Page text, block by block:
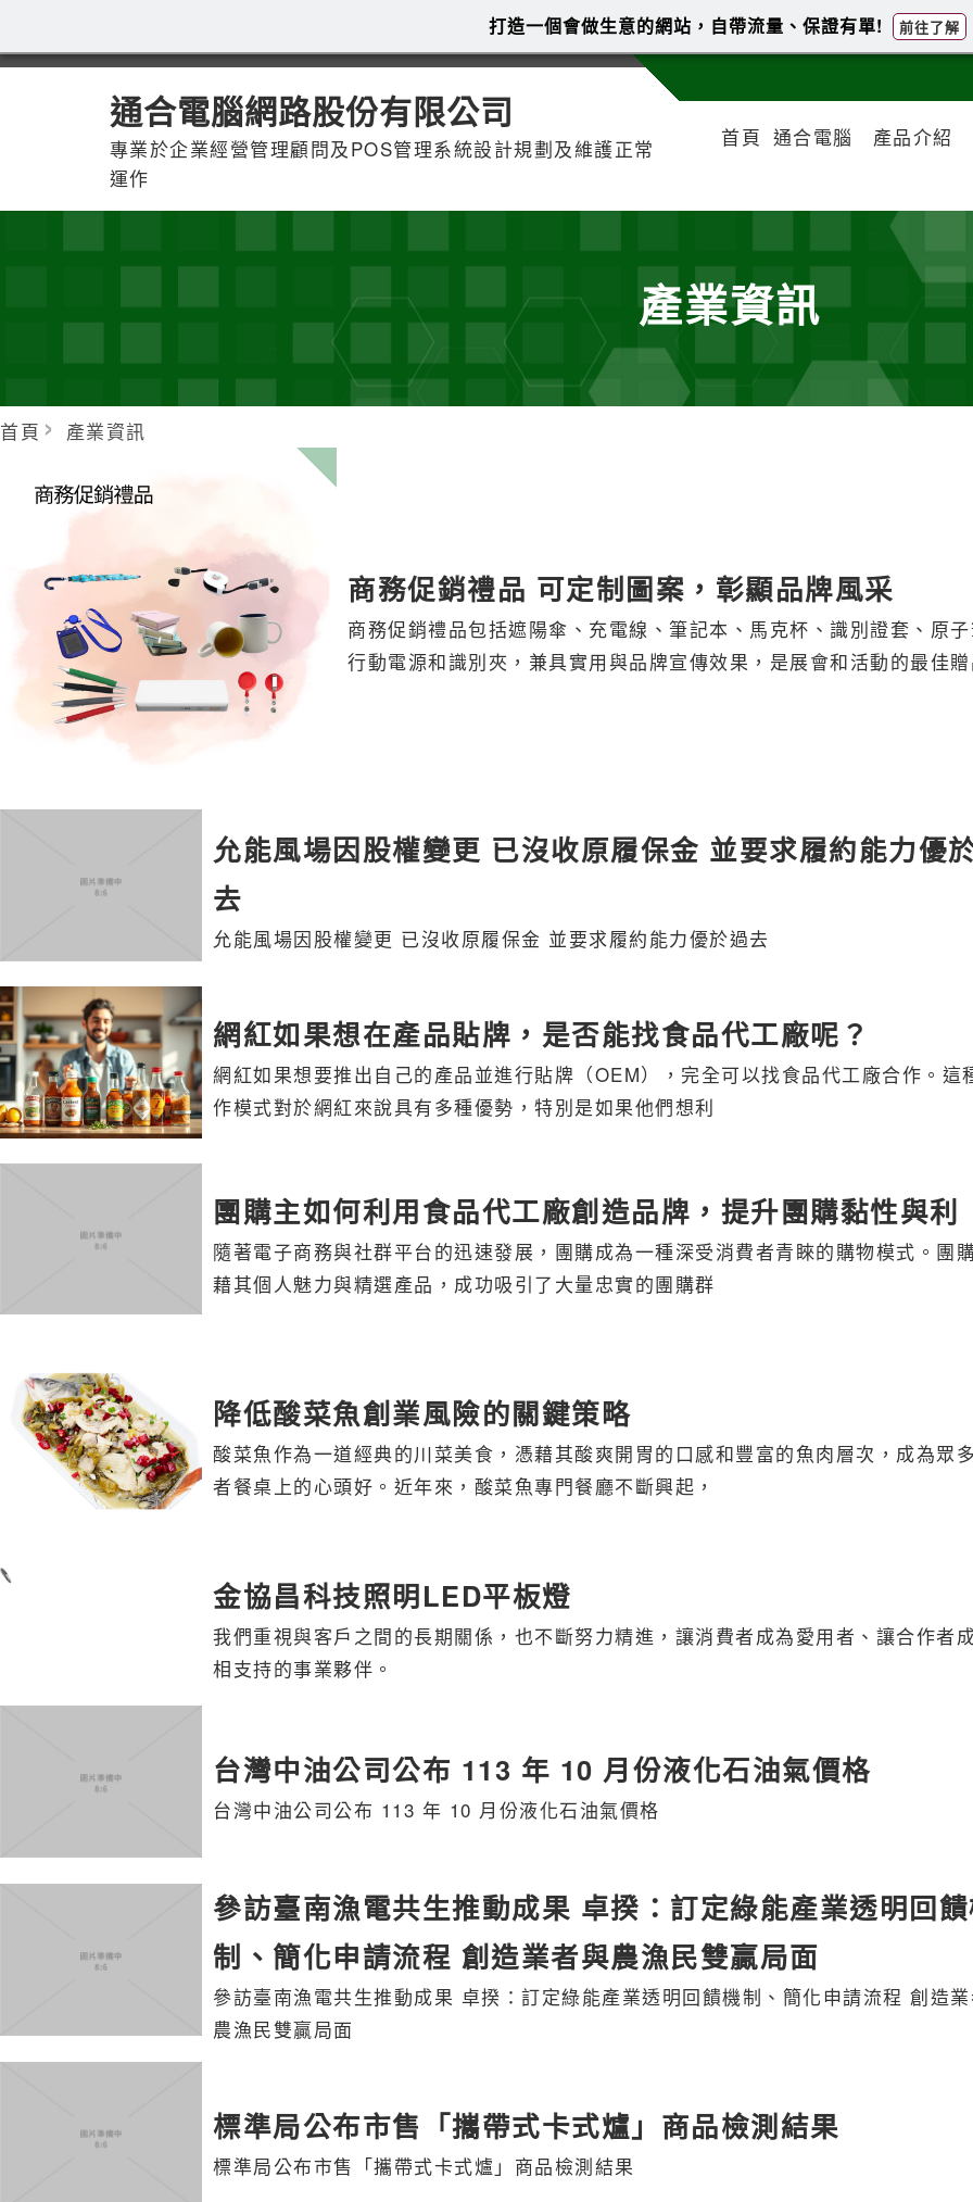
通合電腦網路股份有限公司
專業於企業經營管理顧問及POS管理系統設計規劃及維護正常
運作
首頁 通合電腦 產品介紹
產業資訊
首頁 產業資訊
商務促銷禮品 可定制圖案，彰顯品牌風采
商務促銷禮品包括遮陽傘、充電線、筆記本、馬克杯、識別證套、原
行動電源和識別夾，兼具實用與品牌宣傳效果，是展會和活動的最佳
允能風場因股權變更 已沒收原履保金 並要求履約能力優
去
允能風場因股權變更 已沒收原履保金 並要求履約能力優於過去
網紅如果想在產品貼牌，是否能找食品代工廠呢？
網紅如果想要推出自己的產品並進行貼牌（OEM），完全可以找食品代工廠合作。這
作模式對於網紅來說具有多種優勢，特別是如果他們想利
團購主如何利用食品代工廠創造品牌，提升團購黏性與利
隨著電子商務與社群平台的迅速發展，團購成為一種深受消費者青睞的購物模式。團
藉其個人魅力與精選產品，成功吸引了大量忠實的團購群
降低酸菜魚創業風險的關鍵策略
酸菜魚作為一道經典的川菜美食，憑藉其酸爽開胃的口感和豐富的魚肉層次，成為眾
者餐桌上的心頭好。近年來，酸菜魚專門餐廳不斷興起，
金協昌科技照明LED平板燈
我們重視與客戶之間的長期關係，也不斷努力精進，讓消費者成為愛用者、讓合作者
相支持的事業夥伴。
台灣中油公司公布 113 年 10 月份液化石油氣價格
台灣中油公司公布 113 年 10 月份液化石油氣價格
參訪臺南漁電共生推動成果 卓揆：訂定綠能產業透明回
制、簡化申請流程 創造業者與農漁民雙贏局面
參訪臺南漁電共生推動成果 卓揆：訂定綠能產業透明回饋機制、簡化申請流程 創造
農漁民雙贏局面
標準局公布市售「攜帶式卡式爐」商品檢測結果
標準局公布市售「攜帶式卡式爐」商品檢測結果
打造一個會做生意的網站，自帶流量、保證有單! 前往了解